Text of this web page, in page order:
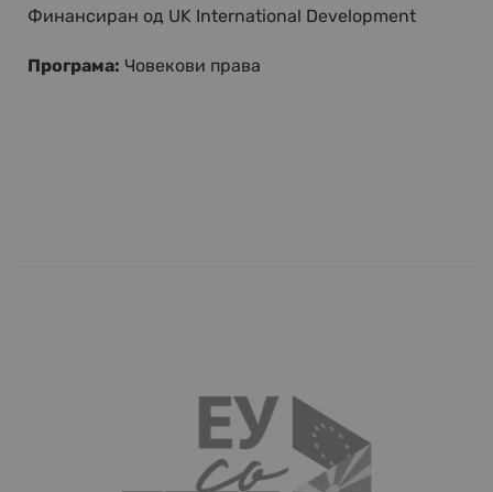
Финансиран од UK International Development
Програма: Човекови права